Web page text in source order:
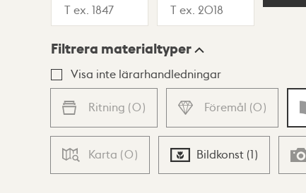
Lista Karta
Filtrera materialtyper
Visa inte lärarhandledningar
Ritning (0) Föremål (0)
Karta (0) Bildkonst (1)